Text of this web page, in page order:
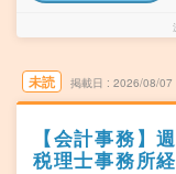
未読 掲載日 2026/08/07
【会計事務】
税理士事務所